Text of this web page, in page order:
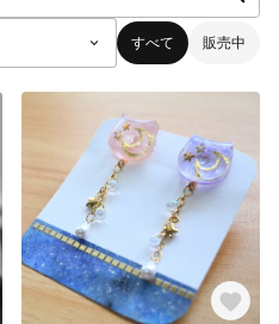
すべて 販売中